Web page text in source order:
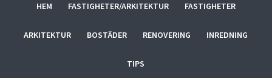
HEM FASTIGHETER/ARKITEKTUR FASTIGHETER
ARKITEKTUR BOSTÄDER RENOVERING INREDNING
TIPS